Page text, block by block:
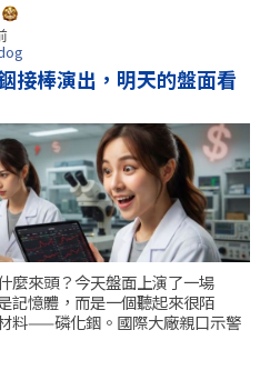
接棒演出，明天的盤面看
麼來頭？今天盤面上演了一場
記憶體，而是一個聽起來很陌
料——磷化銦。國際大廠親口示警